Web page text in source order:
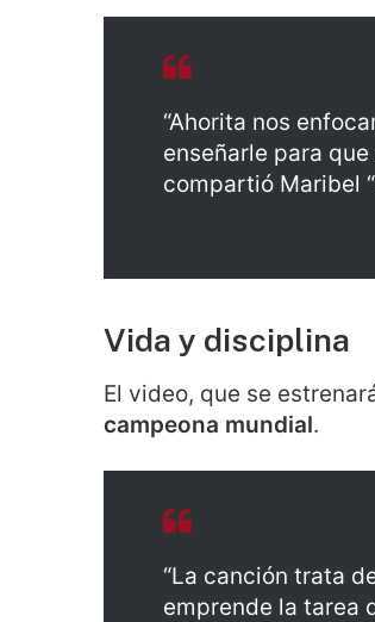
“Ahorita nos
enseñarle para
compartió Maribel
Vida y disciplina
El video, que se
campeona mundial.
“La canción trata
emprende la tarea